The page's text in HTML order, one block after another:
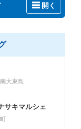
開く
南大東島
サキマルシェ